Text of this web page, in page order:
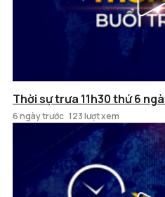
Thời sự trưa 11h30 thứ 6
6 ngày trước 123 lượt xem